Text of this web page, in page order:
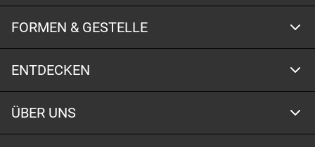
FORMEN & GESTELLE
ENTDECKEN
ÜBER UNS